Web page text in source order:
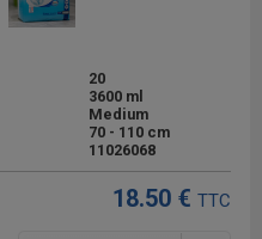
20
3600 ml
Medium
70 - 110 cm
11026068
18.50 € TTC